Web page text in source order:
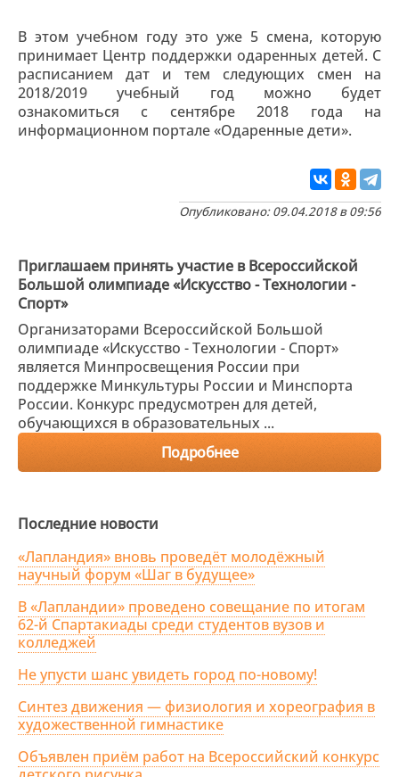
В этом учебном году это уже 5 смена, которую
принимает Центр поддержки одаренных детей. С
расписанием дат и тем следующих смен на
2018/2019 учебный год можно будет
ознакомиться с сентябре 2018 года на
информационном портале «Одаренные дети».
Опубликовано: 09.04.2018 в 09:56
Приглашаем принять участие в Всероссийской
Большой олимпиаде «Искусство - Технологии -
Спорт»
Организаторами Всероссийской Большой
олимпиаде «Искусство - Технологии - Спорт»
является Минпросвещения России при
поддержке Минкультуры России и Минспорта
России. Конкурс предусмотрен для детей,
обучающихся в образовательных ...
Подробнее
Последние новости
«Лапландия» вновь проведёт молодёжный
научный форум «Шаг в будущее»
В «Лапландии» проведено совещание по итогам
62-й Спартакиады среди студентов вузов и
колледжей
Не упусти шанс увидеть город по-новому!
Синтез движения — физиология и хореография в
художественной гимнастике
Объявлен приём работ на Всероссийский конкурс